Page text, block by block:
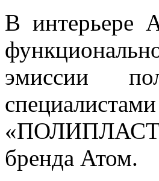
В интерьере
эмиссии
бренда Атом.